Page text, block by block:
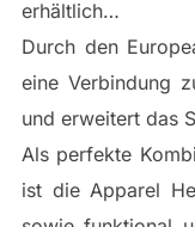
erhältlich…
Durch den
eine Verbindung
und erweitert das
Als perfekte
ist die Apparel